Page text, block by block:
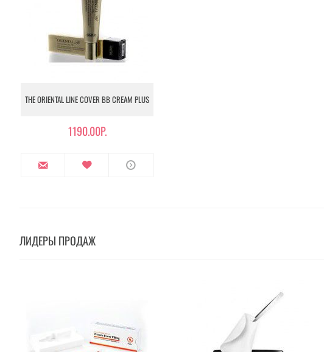
THE ORIENTAL LINE COVER BB CREAM PLUS
1190.00Р.
ЛИДЕРЫ ПРОДАЖ